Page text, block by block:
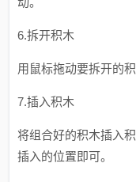
6.拆开积木
用鼠标拖动要拆开的
7.插入积木
将组合好的积木插入
插入的位置即可。